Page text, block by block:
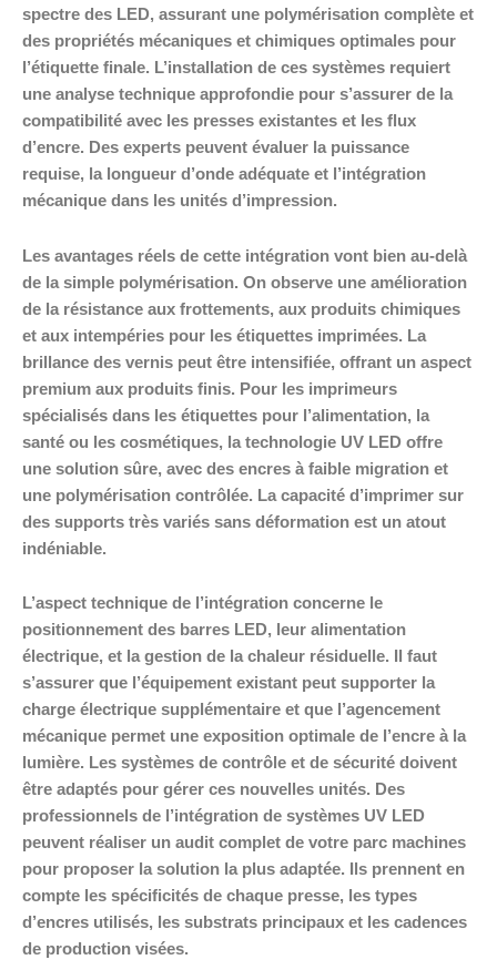
spectre des LED, assurant une polymérisation complète et
des propriétés mécaniques et chimiques optimales pour
l’étiquette finale. L’installation de ces systèmes requiert
une analyse technique approfondie pour s’assurer de la
compatibilité avec les presses existantes et les flux
d’encre. Des experts peuvent évaluer la puissance
requise, la longueur d’onde adéquate et l’intégration
mécanique dans les unités d’impression.
Les avantages réels de cette intégration vont bien au-delà
de la simple polymérisation. On observe une amélioration
de la résistance aux frottements, aux produits chimiques
et aux intempéries pour les étiquettes imprimées. La
brillance des vernis peut être intensifiée, offrant un aspect
premium aux produits finis. Pour les imprimeurs
spécialisés dans les étiquettes pour l’alimentation, la
santé ou les cosmétiques, la technologie UV LED offre
une solution sûre, avec des encres à faible migration et
une polymérisation contrôlée. La capacité d’imprimer sur
des supports très variés sans déformation est un atout
indéniable.
L’aspect technique de l’intégration concerne le
positionnement des barres LED, leur alimentation
électrique, et la gestion de la chaleur résiduelle. Il faut
s’assurer que l’équipement existant peut supporter la
charge électrique supplémentaire et que l’agencement
mécanique permet une exposition optimale de l’encre à la
lumière. Les systèmes de contrôle et de sécurité doivent
être adaptés pour gérer ces nouvelles unités. Des
professionnels de l’intégration de systèmes UV LED
peuvent réaliser un audit complet de votre parc machines
pour proposer la solution la plus adaptée. Ils prennent en
compte les spécificités de chaque presse, les types
d’encres utilisés, les substrats principaux et les cadences
de production visées.